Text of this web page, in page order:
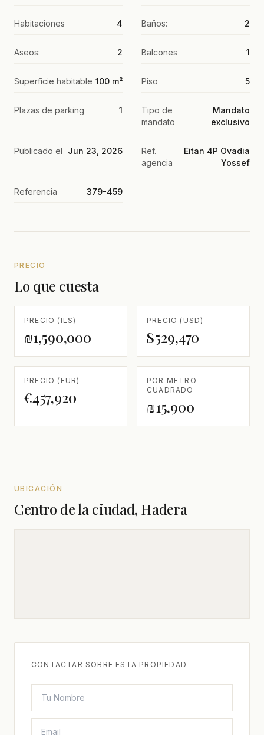
Habitaciones 4 Baños: 2
Aseos: 2 Balcones 1
Superficie habitable 100 m² Piso 5
Plazas de parking 1
Tipo de
mandato
Mandato
exclusivo
Publicado el Jun 23, 2026
Ref.
agencia
Eitan 4P Ovadia
Yossef
Referencia 379-459
PRECIO
Lo que cuesta
PRECIO (ILS)
₪1,590,000
PRECIO (USD)
$529,470
PRECIO (EUR)
€457,920
POR METRO
CUADRADO
₪15,900
UBICACIÓN
Centro de la ciudad, Hadera
CONTACTAR SOBRE ESTA PROPIEDAD